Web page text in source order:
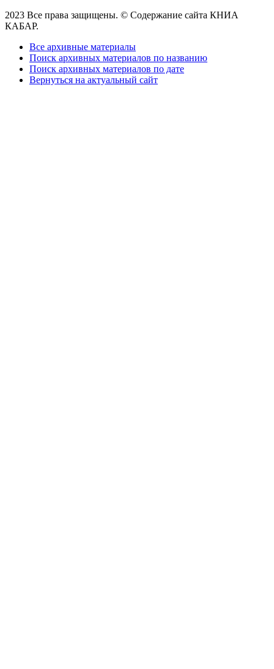
2023 Все права защищены. © Содержание сайта КНИА
КАБАР.
Все архивные материалы
Поиск архивных материалов по названию
Поиск архивных материалов по дате
Вернуться на актуальный сайт